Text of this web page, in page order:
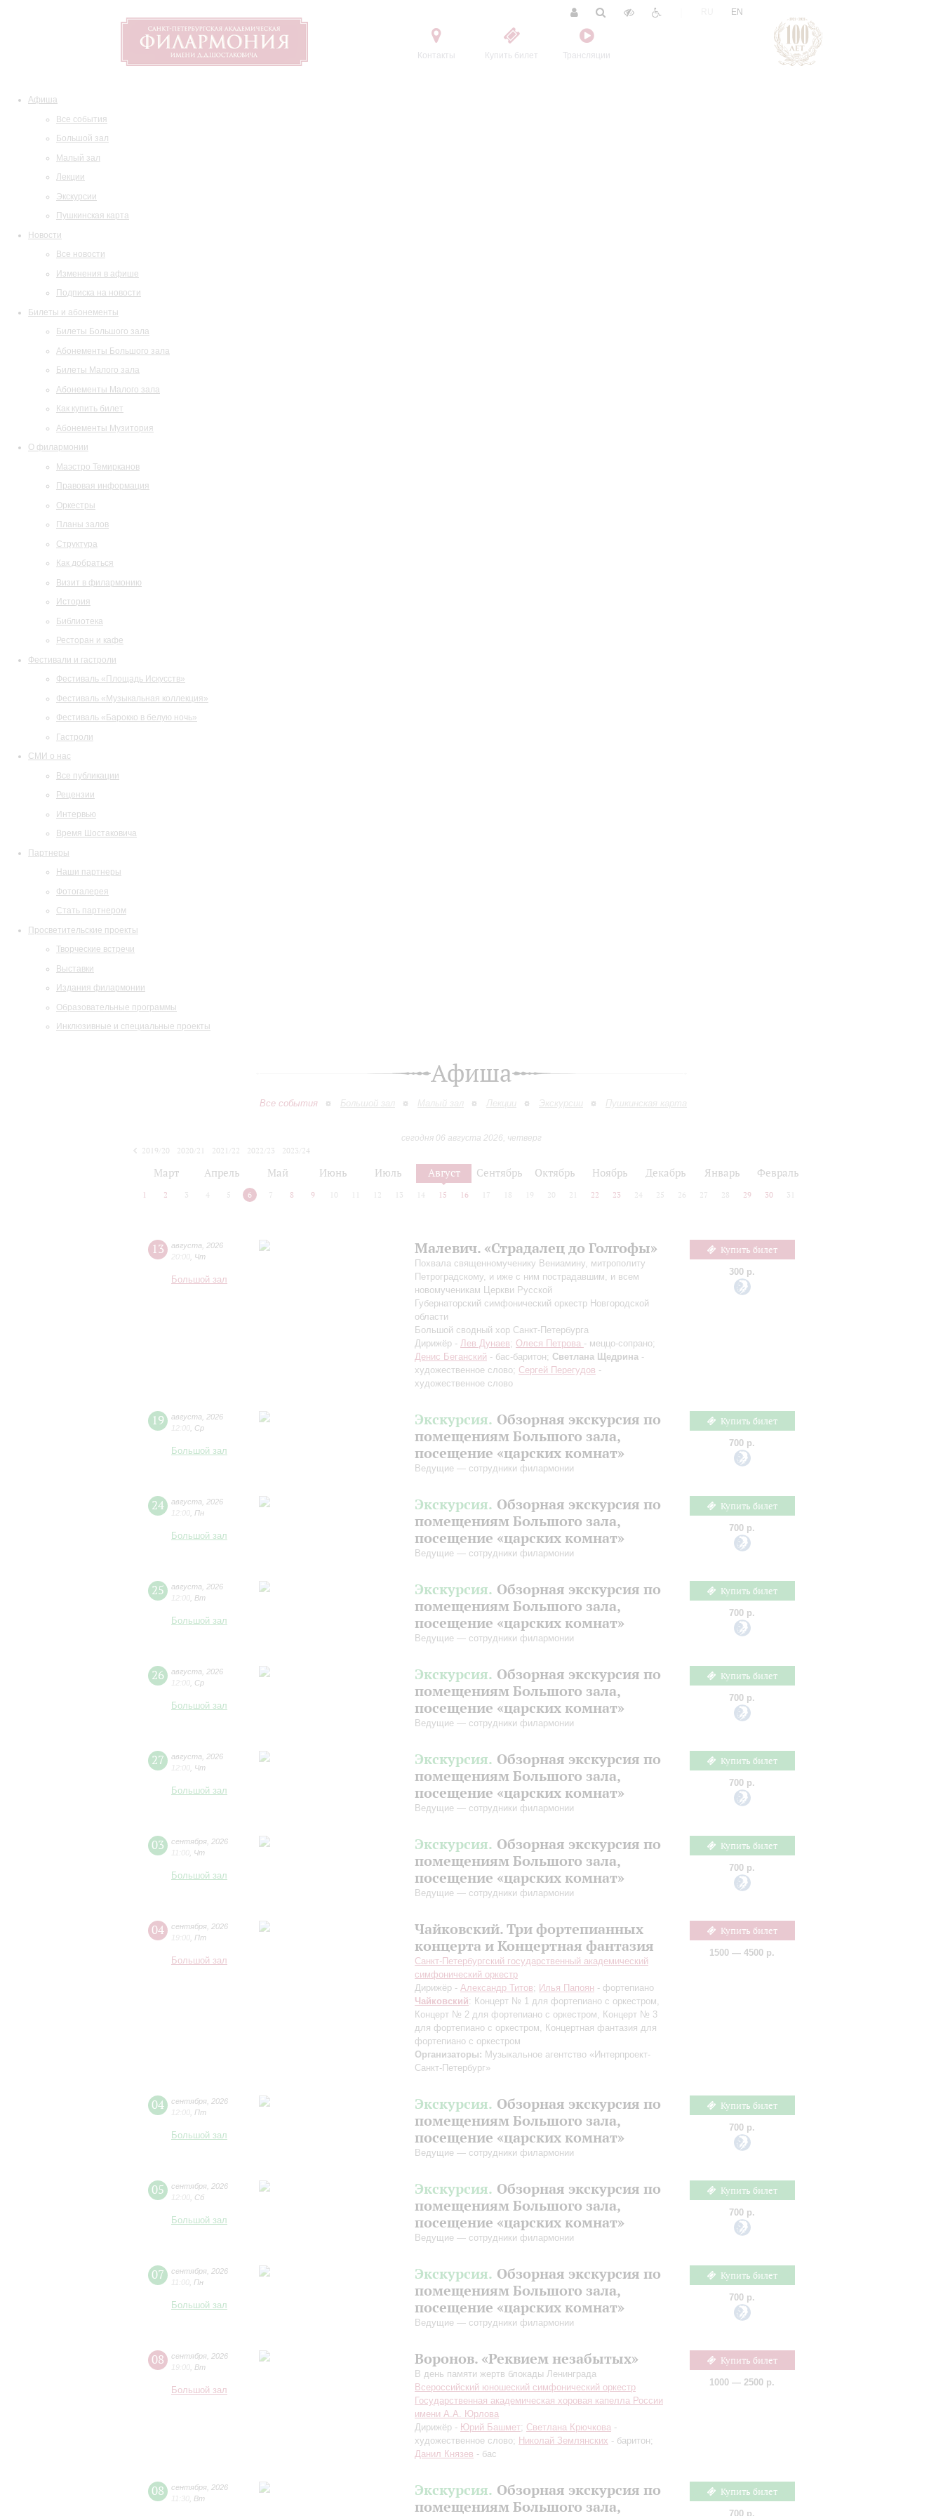
Контакты Купить билет Трансляции
EN
Афиша
Все события
Большой зал
Малый зал
Лекции
Экскурсии
Пушкинская карта
Новости
Все новости
Изменения в афише
Подписка на новости
Билеты и абонементы
Билеты Большого зала
Абонементы Большого зала
Билеты Малого зала
Абонементы Малого зала
Как купить билет
Абонементы Музитория
О филармонии
Маэстро Темирканов
Правовая информация
Оркестры
Планы залов
Структура
Как добраться
Визит в филармонию
История
Библиотека
Ресторан и кафе
Фестивали и гастроли
Фестиваль «Площадь Искусств»
Фестиваль «Музыкальная коллекция»
Фестиваль «Барокко в белую ночь»
Гастроли
СМИ о нас
Все публикации
Рецензии
Интервью
Время Шостаковича
Партнеры
Наши партнеры
Фотогалерея
Стать партнером
Просветительские проекты
Творческие встречи
Выставки
Издания филармонии
Образовательные программы
Инклюзивные и специальные проекты
Афиша
Все события Большой зал Малый зал Лекции Экскурсии Пушкинская карта
сегодня 06 августа 2026, четверг
2019/20
2020/21 2021/22 2022/23
2023/24
Март Апрель Май Июнь Июль Август Сентябрь Октябрь Ноябрь Декабрь Январь Февраль
1 2 3 4 5 6 7 8 9 10 12 13 14 15 16 17 18 19 20 21 22 23 24 25 26 27 28 29 30 31
13 августа
2026
20:00 Чт
Большой зал
Малевич. «Страдалец до Голгофы»
Похвала священномученику Вениамину, митрополиту
Петроградскому, и иже с ним пострадавшим, и всем
новомученикам Церкви Русской
Губернаторский симфонический оркестр Новгородской
области
Большой сводный хор Санкт-Петербурга
Дирижёр - Лев Дунаев; Олеся Петрова - меццо-сопрано;
Денис Беганский - бас-баритон; Светлана Щедрина -
художественное слово; Сергей Перегудов -
художественное слово
Купить билет
300 р.
19 августа
2026
12:00 Ср
Большой зал
Экскурсия. Обзорная экскурсия по
помещениям Большого зала,
посещение «царских комнат»
Ведущие — сотрудники филармонии
Купить билет
700 р.
24 августа
2026
12:00 Пн
Большой зал
Экскурсия. Обзорная экскурсия по
помещениям Большого зала,
посещение «царских комнат»
Ведущие — сотрудники филармонии
Купить билет
700 р.
25 августа
2026
12:00 Вт
Большой зал
Экскурсия. Обзорная экскурсия по
помещениям Большого зала,
посещение «царских комнат»
Ведущие — сотрудники филармонии
Купить билет
700 р.
26 августа
2026
12:00 Ср
Большой зал
Экскурсия. Обзорная экскурсия по
помещениям Большого зала,
посещение «царских комнат»
Ведущие — сотрудники филармонии
Купить билет
700 р.
27 августа
2026
12:00 Чт
Большой зал
Экскурсия. Обзорная экскурсия по
помещениям Большого зала,
посещение «царских комнат»
Ведущие — сотрудники филармонии
Купить билет
700 р.
03 сентября 2026
11:00 Чт
Большой зал
Экскурсия. Обзорная экскурсия по
помещениям Большого зала,
посещение «царских комнат»
Ведущие — сотрудники филармонии
Купить билет
700 р.
04 сентября 2026
19:00 Пт
Большой зал
Чайковский. Три фортепианных
концерта и Концертная фантазия
Санкт-Петербургский государственный академический
симфонический оркестр
Дирижёр - Александр Титов; Илья Папоян - фортепиано
Чайковский: Концерт № 1 для фортепиано с оркестром,
Концерт № 2 для фортепиано с оркестром, Концерт № 3
для фортепиано с оркестром, Концертная фантазия для
фортепиано с оркестром
Организаторы: Музыкальное агентство «Интерпроект-
Санкт-Петербург»
Купить билет
1500 — 4500 р.
04 сентября 2026
12:00 Пт
Большой зал
Экскурсия. Обзорная экскурсия по
помещениям Большого зала,
посещение «царских комнат»
Ведущие — сотрудники филармонии
Купить билет
700 р.
05 сентября 2026
12:00 Сб
Большой зал
Экскурсия. Обзорная экскурсия по
помещениям Большого зала,
посещение «царских комнат»
Ведущие — сотрудники филармонии
Купить билет
700 р.
07 сентября 2026
11:00 Пн
Большой зал
Экскурсия. Обзорная экскурсия по
помещениям Большого зала,
посещение «царских комнат»
Ведущие — сотрудники филармонии
Купить билет
700 р.
08 сентября 2026
19:00 Вт
Большой зал
Воронов. «Реквием незабытых»
В день памяти жертв блокады Ленинграда
Всероссийский юношеский симфонический оркестр
Государственная академическая хоровая капелла России
имени А.А. Юрлова
Дирижёр - Юрий Башмет; Светлана Крючкова -
художественное слово; Николай Землянских - баритон;
Данил Князев - бас
Купить билет
1000 — 2500 р.
08 сентября 2026
11:30 Вт Экскурсия. Обзорная экскурсия по
помещениям Большого зала,
Купить билет
700 р.